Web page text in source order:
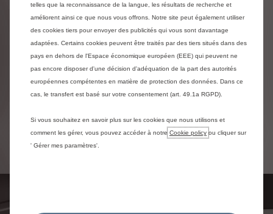
absolu et d’une fluidité de roulage
exceptionnelle. Elle affiche une autonomie allant
jusqu'à 64 km (cycle WLTP).
Hybrid : La gestion entre le moteur électrique et
le moteur thermique se fait automatiquement,
pour une efficience optimale.
Sport : Le véhicule offre des performances
booster le moteur thermique, pour une
puissance cumulée de 225 ch et un couple
cumulé de 360 Nm.
telles que la reconnaissance de la langue, les résultats de recherche et
améliorent ainsi ce que nous vous offrons. Notre site peut également utiliser
des cookies tiers pour envoyer des publicités qui vous sont davantage
adaptées. Certains cookies peuvent être traités par des tiers situés dans des
pays en dehors de l'Espace économique européen (EEE) qui peuvent ne
pas encore disposer d'une décision d'adéquation de la part des autorités
européennes compétentes en matière de protection des données. Dans ce
cas, le transfert est basé sur votre consentement (art. 49.1a RGPD).
Si vous souhaitez en savoir plus sur les cookies que nous utilisons et
comment les gérer, vous pouvez accéder à notre Cookie policy ou cliquer sur
' Gérer mes paramètres'.